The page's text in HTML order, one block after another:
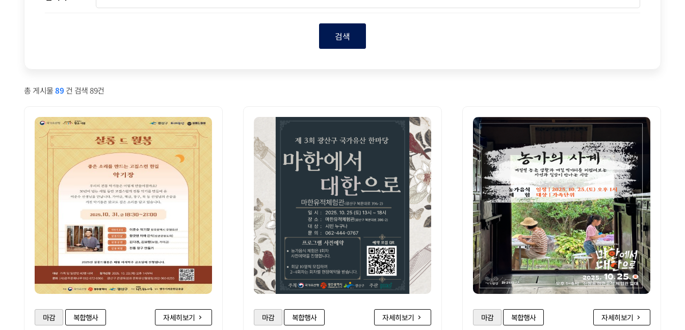
검색
총 게시물89 건 검색 89건
마감 복합행사 자세히보기 마감 복합행사 자세히보기 마감 복합행사 자세히보기